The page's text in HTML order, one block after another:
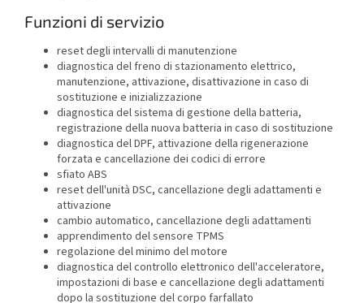
Funzioni di servizio
reset degli intervalli di manutenzione
diagnostica del freno di stazionamento elettrico,
manutenzione, attivazione, disattivazione in caso di
sostituzione e inizializzazione
diagnostica del sistema di gestione della batteria,
registrazione della nuova batteria in caso di sostituzione
diagnostica del DPF, attivazione della rigenerazione
forzata e cancellazione dei codici di errore
sfiato ABS
reset dell'unità DSC, cancellazione degli adattamenti e
attivazione
cambio automatico, cancellazione degli adattamenti
apprendimento del sensore TPMS
regolazione del minimo del motore
diagnostica del controllo elettronico dell'acceleratore,
impostazioni di base e cancellazione degli adattamenti
dopo la sostituzione del corpo farfallato